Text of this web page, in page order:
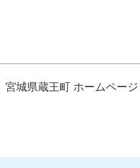
宮城県蔵王町 ホームページ